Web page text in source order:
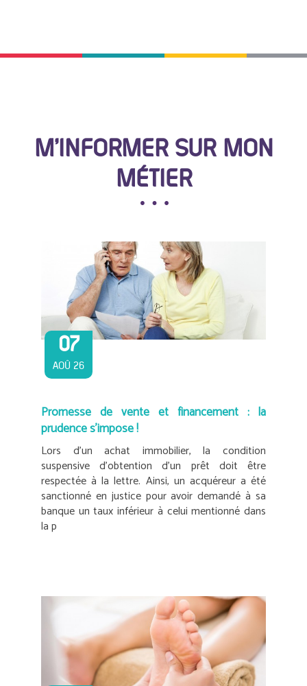
M’INFORMER SUR MON
MÉTIER
07
AOÛ 26
Promesse de vente et financement : la
prudence s’impose !
Lors d’un achat immobilier, la condition
suspensive d’obtention d’un prêt doit être
respectée à la lettre. Ainsi, un acquéreur a été
sanctionné en justice pour avoir demandé à sa
banque un taux inférieur à celui mentionné dans
la p